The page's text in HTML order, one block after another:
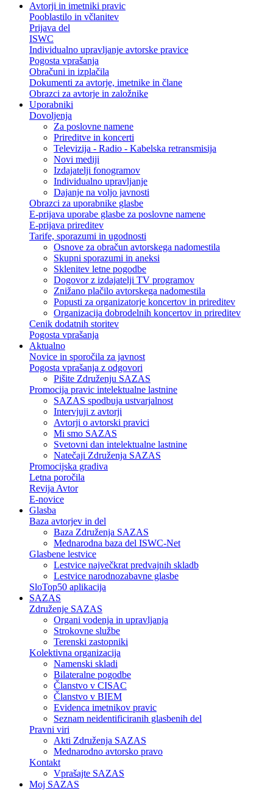
Avtorji in imetniki pravic
Pooblastilo in včlanitev
Prijava del
ISWC
Individualno upravljanje avtorske pravice
Pogosta vprašanja
Obračuni in izplačila
Dokumenti za avtorje, imetnike in člane
Obrazci za avtorje in založnike
Uporabniki
Dovoljenja
Za poslovne namene
Prireditve in koncerti
Televizija - Radio - Kabelska retransmisija
Novi mediji
Izdajatelji fonogramov
Individualno upravljanje
Dajanje na voljo javnosti
Obrazci za uporabnike glasbe
E-prijava uporabe glasbe za poslovne namene
E-prijava prireditev
Tarife, sporazumi in ugodnosti
Osnove za obračun avtorskega nadomestila
Skupni sporazumi in aneksi
Sklenitev letne pogodbe
Dogovor z izdajatelji TV programov
Znižano plačilo avtorskega nadomestila
Popusti za organizatorje koncertov in prireditev
Organizacija dobrodelnih koncertov in prireditev
Cenik dodatnih storitev
Pogosta vprašanja
Aktualno
Novice in sporočila za javnost
Pogosta vprašanja z odgovori
Pišite Združenju SAZAS
Promocija pravic intelektualne lastnine
SAZAS spodbuja ustvarjalnost
Intervjuji z avtorji
Avtorji o avtorski pravici
Mi smo SAZAS
Svetovni dan intelektualne lastnine
Natečaji Združenja SAZAS
Promocijska gradiva
Letna poročila
Revija Avtor
E-novice
Glasba
Baza avtorjev in del
Baza Združenja SAZAS
Mednarodna baza del ISWC-Net
Glasbene lestvice
Lestvice največkrat predvajnih skladb
Lestvice narodnozabavne glasbe
SloTop50 aplikacija
SAZAS
Združenje SAZAS
Organi vodenja in upravljanja
Strokovne službe
Terenski zastopniki
Kolektivna organizacija
Namenski skladi
Bilateralne pogodbe
Članstvo v CISAC
Članstvo v BIEM
Evidenca imetnikov pravic
Seznam neidentificiranih glasbenih del
Pravni viri
Akti Združenja SAZAS
Mednarodno avtorsko pravo
Kontakt
Vprašajte SAZAS
Moj SAZAS